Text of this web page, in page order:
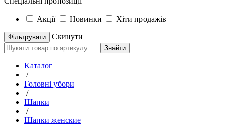
Акції Новинки Хіти продажів
Скинути
Знайти
Каталог
/
Головні убори
/
Шапки
/
Шапки женские